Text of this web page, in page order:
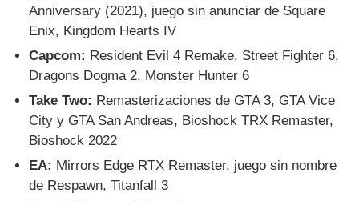
Anniversary (2021), juego sin anunciar de Square
Enix, Kingdom Hearts IV
Capcom: Resident Evil 4 Remake, Street Fighter 6,
Dragons Dogma 2, Monster Hunter 6
Take Two: Remasterizaciones de GTA 3, GTA Vice
City y GTA San Andreas, Bioshock TRX Remaster,
Bioshock 2022
EA: Mirrors Edge RTX Remaster, juego sin nombre
de Respawn, Titanfall 3